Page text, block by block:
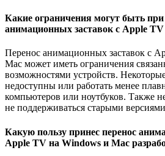
Какие ограничения могут быть при
анимационных заставок с Apple
Перенос анимационных заставок с
Mac может иметь ограничения
возможностями устройств.
недоступны или работать менее
компьютеров или ноутбуков. Также
не поддерживаться старыми
Какую пользу принес перенос
Apple TV на Windows и Mac